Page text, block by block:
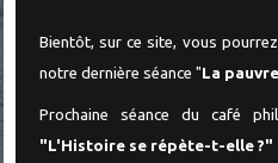
Bientôt, sur ce site, vous
notre dernière séance "La
Prochaine séance du café
"L'Histoire se répète-t-elle ?"